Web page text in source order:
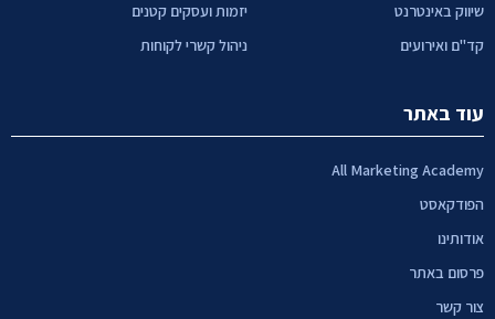
שיווק באינטרנט
קד"ם ואירועים
יזמות ועסקים קטנים
ניהול קשרי לקוחות
עוד באתר
All Marketing Academy
הפודקאסט
אודותינו
פרסום באתר
צור קשר